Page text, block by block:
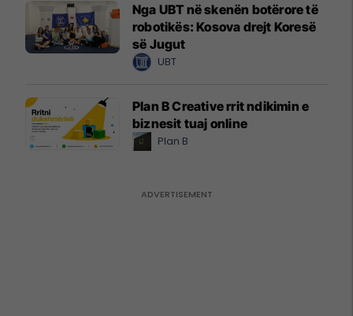
Nga UBT në skenën botërore të
robotikës: Kosova drejt Koresë
së Jugut
UBT
Plan B Creative rrit ndikimin e
biznesit tuaj online
Plan B